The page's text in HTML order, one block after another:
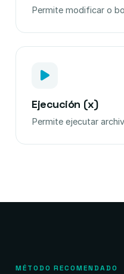
Permite modificar o
Ejecución (x)
Permite ejecutar
MÉTODO RECOMENDADO